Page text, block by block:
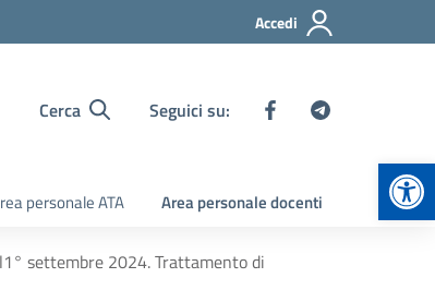
Accedi
Cerca Seguici su:
personale ATA Area personale docenti
settembre 2024. Trattamento di